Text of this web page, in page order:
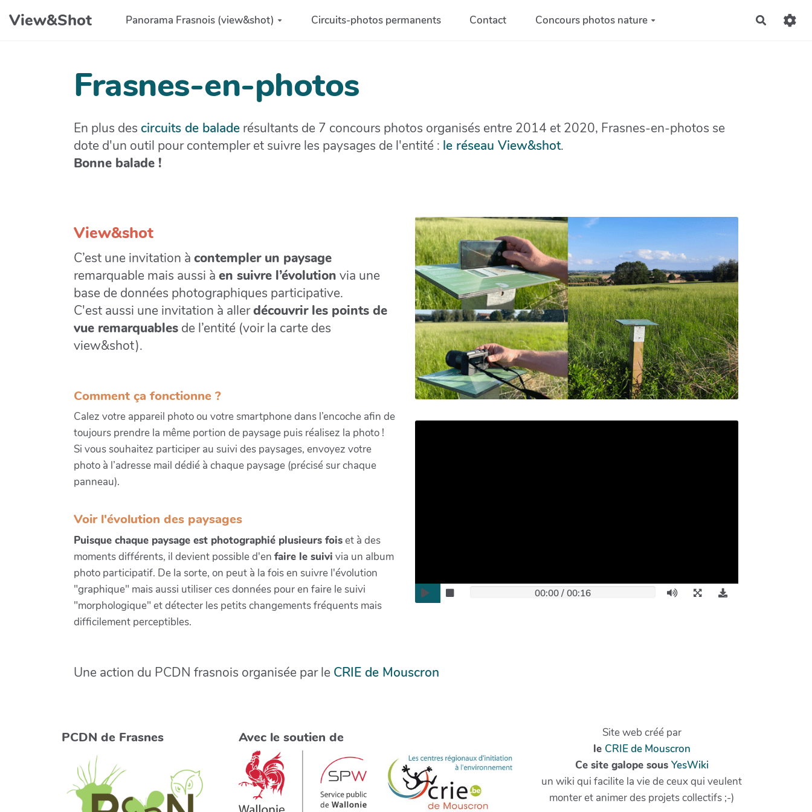
Aller au contenu principal
View&Shot Panorama Frasnois (view&shot) Circuits-photos permanents Contact Concours photos nature
Frasnes-en-photos
En plus des circuits de balade résultants de 7 concours photos organisés entre 2014 et 2020, Frasnes-en-photos se
dote d'un outil pour contempler et suivre les paysages de l'entité : le réseau View&shot.
Bonne balade !
View&shot
C’est une invitation à contempler un paysage
remarquable mais aussi à en suivre l’évolution via une
base de données photographiques participative.
C'est aussi une invitation à allerdécouvrir les points de
vue remarquables de l’entité (voir la carte des
view&shot).
Comment ça fonctionne ?
Calez votre appareil photo ou votre smartphone dans l’encoche afin de
toujours prendre la même portion de paysage puis réalisez la photo !
Si vous souhaitez participer au suivi des paysages, envoyez votre
photo à l’adresse mail dédié à chaque paysage (précisé sur chaque
panneau).
Voir l'évolution des paysages
Puisque chaque paysage est photographié plusieurs foiset à des
moments différents, il devient possible d'en faire le suivi via un album
photo participatif. De la sorte, on peut à la fois en suivre l'évolution
"graphique" mais aussi utiliser ces données pour en faire le suivi
"morphologique" et détecter les petits changements fréquents mais
difficilement perceptibles.
00:00/ 00:16
Une action du PCDN frasnois organisée par le CRIE de Mouscron
PCDN de Frasnes Avec le soutien de
Site web créé par
le CRIE de Mouscron
Ce site galope sous YesWiki
un wiki qui facilite la vie de ceux qui veulent
monter et animer des projets collectifs ;-)